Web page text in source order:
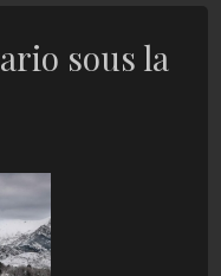
sous la